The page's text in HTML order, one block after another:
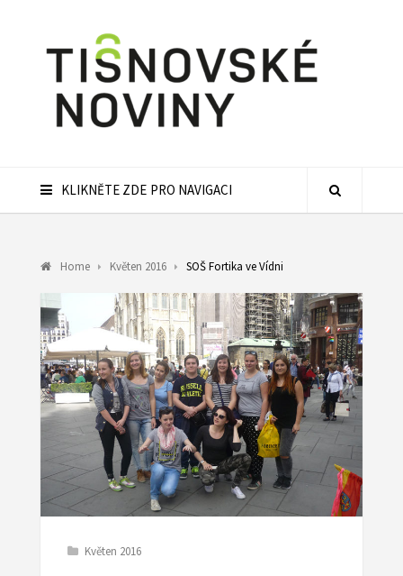
KLIKNĚTE ZDE PRO NAVIGACI
Home Květen 2016 SOŠ Fortika ve Vídni
Květen 2016